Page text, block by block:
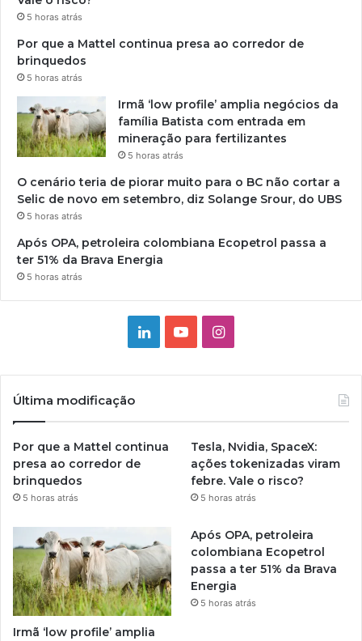
5 horas atrás
Por que a Mattel continua presa ao corredor de
brinquedos
5 horas atrás
Irmã ‘low profile’ amplia negócios da
família Batista com entrada em
mineração para fertilizantes
5 horas atrás
O cenário teria de piorar muito para o BC não cortar a
Selic de novo em setembro, diz Solange Srour, do UBS
5 horas atrás
Após OPA, petroleira colombiana Ecopetrol passa a
ter 51% da Brava Energia
5 horas atrás
LinkedinYouTubeInstagram
Última modificação
Por que a Mattel continua
presa ao corredor de
brinquedos
5 horas atrás
Tesla, Nvidia, SpaceX:
ações tokenizadas viram
febre. Vale o risco?
5 horas atrás
Irmã ‘low profile’ amplia
Após OPA, petroleira
colombiana Ecopetrol
passa a ter 51% da Brava
Energia
5 horas atrás